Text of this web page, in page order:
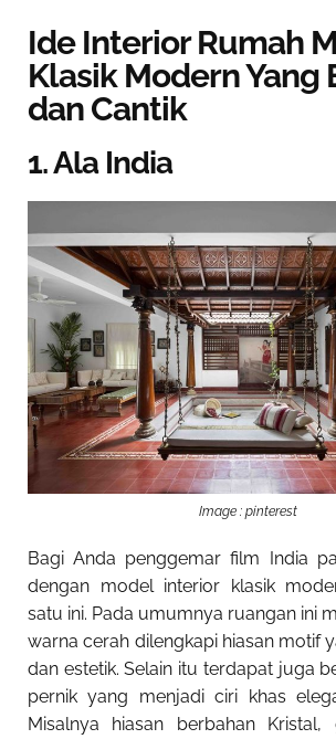
Ide Interior Rumah
Klasik Modern Yang
dan Cantik
1. Ala India
Image : pinterest
Bagi Anda penggemar film India
dengan model interior klasik
satu ini. Pada umumnya ruangan ini
warna cerah dilengkapi hiasan motif
dan estetik. Selain itu terdapat juga
pernik yang menjadi ciri khas
Misalnya hiasan berbahan Kristal,